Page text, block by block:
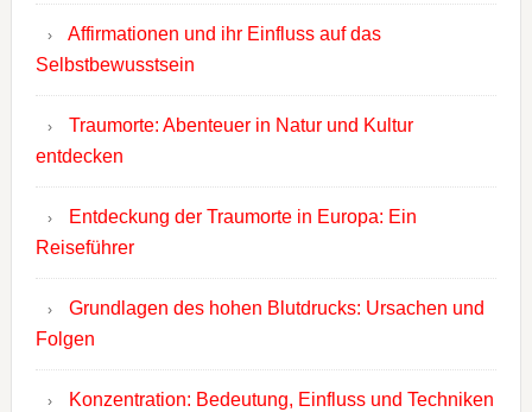
Affirmationen und ihr Einfluss auf das
Selbstbewusstsein
Traumorte: Abenteuer in Natur und Kultur
entdecken
Entdeckung der Traumorte in Europa: Ein
Reiseführer
Grundlagen des hohen Blutdrucks: Ursachen und
Folgen
Konzentration: Bedeutung, Einfluss und Techniken